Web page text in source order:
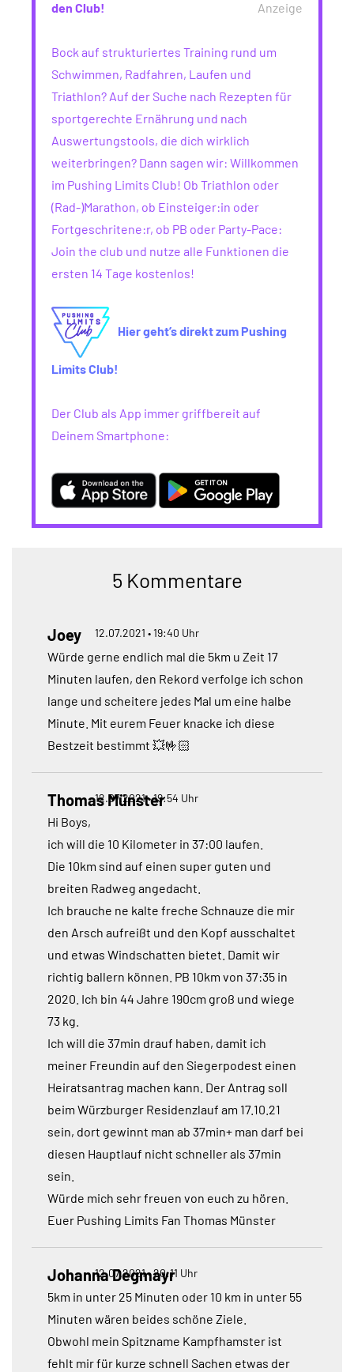
den Club! Anzeige
Bock auf strukturiertes Training rund um
Schwimmen, Radfahren, Laufen und
Triathlon? Auf der Suche nach Rezepten für
sportgerechte Ernährung und nach
Auswertungstools, die dich wirklich
weiterbringen? Dann sagen wir: Willkommen
im Pushing Limits Club! Ob Triathlon oder
(Rad-)Marathon, ob Einsteiger:in oder
Fortgeschritene:r, ob PB oder Party-Pace:
Join the club und nutze alle Funktionen die
ersten 14 Tage kostenlos!
Hier geht’s direkt zum Pushing
Limits Club!
Der Club als App immer griffbereit auf
Deinem Smartphone:
5 Kommentare
Joey 12.07.2021 • 19:40 Uhr
Würde gerne endlich mal die 5km u Zeit 17
Minuten laufen, den Rekord verfolge ich schon
lange und scheitere jedes Mal um eine halbe
Minute. Mit eurem Feuer knacke ich diese
Bestzeit bestimmt 💥🤟🏻
Thomas Münster
12.07.2021 • 19:54 Uhr
Hi Boys,
ich will die 10 Kilometer in 37:00 laufen.
Die 10km sind auf einen super guten und
breiten Radweg angedacht.
Ich brauche ne kalte freche Schnauze die mir
den Arsch aufreißt und den Kopf ausschaltet
und etwas Windschatten bietet. Damit wir
richtig ballern können. PB 10km von 37:35 in
2020. Ich bin 44 Jahre 190cm groß und wiege
73 kg.
Ich will die 37min drauf haben, damit ich
meiner Freundin auf den Siegerpodest einen
Heiratsantrag machen kann. Der Antrag soll
beim Würzburger Residenzlauf am 17.10.21
sein, dort gewinnt man ab 37min+ man darf bei
diesen Hauptlauf nicht schneller als 37min
sein.
Würde mich sehr freuen von euch zu hören.
Euer Pushing Limits Fan Thomas Münster
Johanna Degmayr
12.07.2021 • 20:11 Uhr
5km in unter 25 Minuten oder 10 km in unter 55
Minuten wären beides schöne Ziele.
Obwohl mein Spitzname Kampfhamster ist
fehlt mir für kurze schnell Sachen etwas der